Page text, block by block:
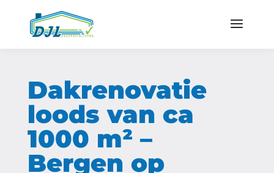
Dakrenovatie
loods van ca
1000 m² –
Bergen op